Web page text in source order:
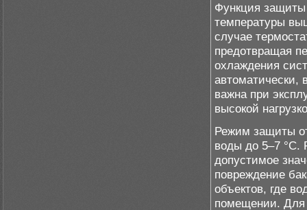
Функция защиты
температуры
случае
предотвращая
охлаждения
автоматически,
важна при
высокой
Режим защиты
воды до 5–7 °C.
допустимое
повреждение
объектов, где
помещении. Для